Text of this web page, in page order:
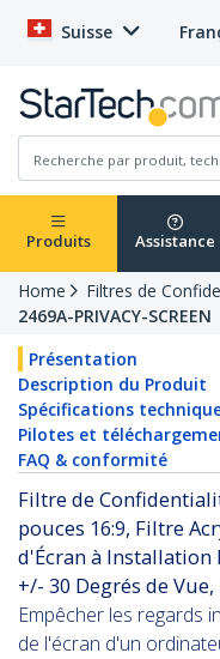
Suisse
Produits Assistance
Home Filtres de
2469A-PRIVACY-SCREEN
Présentation
Description du Produit
Spécifications
Pilotes et
FAQ & conformité
Filtre de
pouces 16:9, Filtre
d'Écran à Installation
+/- 30 Degrés de
Empêcher les regards
de l'écran d'un